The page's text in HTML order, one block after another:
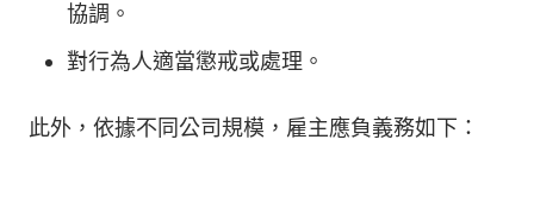
協調。
對行為人適當懲戒或處理。
此外，依據不同公司規模，雇主應負義務如下：